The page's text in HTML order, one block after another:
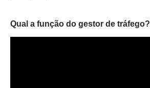
Qual a função do gestor de tráfego?